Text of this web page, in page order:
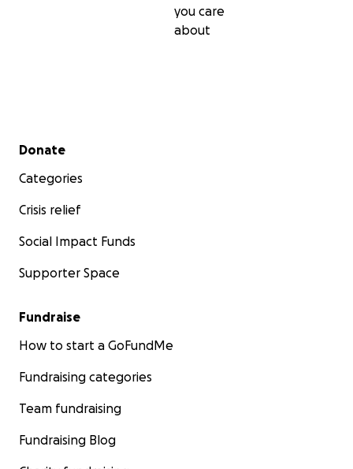
you care
about
Secondary menu
Donate
Categories
Crisis relief
Social Impact Funds
Supporter Space
Fundraise
How to start a GoFundMe
Fundraising categories
Team fundraising
Fundraising Blog